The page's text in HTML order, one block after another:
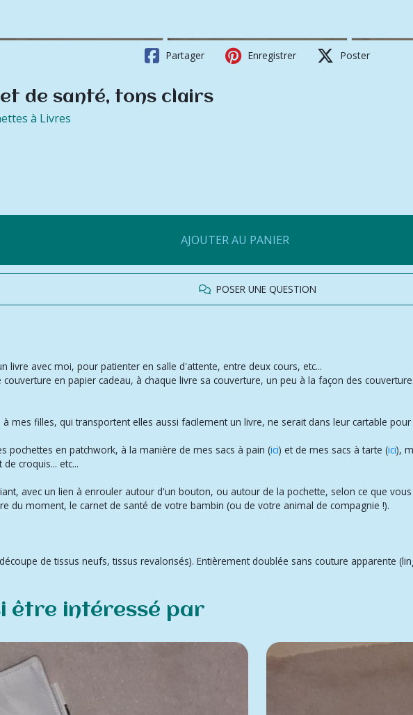
Partager Enregistrer Poster
de santé, tons clairs
à Livres
AJOUTER AU PANIER
POSER UNE QUESTION
livre avec moi, pour patienter en salle d'attente, entre deux cours, etc...
en papier cadeau, à chaque livre sa couverture, un peu à la façon des
mes filles, qui transportent elles aussi facilement un livre, ne serait dans leur cartable
pochettes en patchwork, à la manière de mes sacs à pain (ici) et de mes sacs à tarte (ici),
croquis... etc...
avec un lien à enrouler autour d'un bouton, ou autour de la pochette, selon ce que
du moment, le carnet de santé de votre bambin (ou de votre animal de compagnie !).
de tissus neufs, tissus revalorisés). Entièrement doublée sans couture apparente
être intéressé par